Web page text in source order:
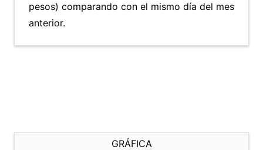
pesos) comparando con el mismo día del mes
anterior.
GRÁFICA